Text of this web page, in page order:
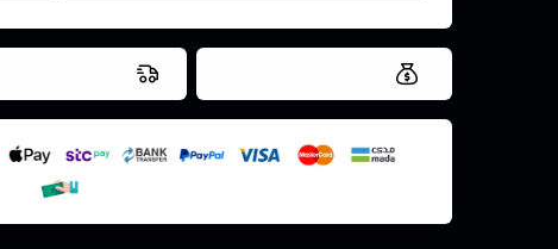
اسحب و افلت
استعراض
العروض والشحن مجاني